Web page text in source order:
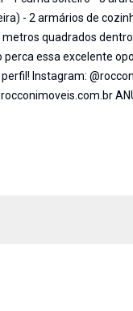
- 2 armários de
quadrados
essa excelente
Instagram: